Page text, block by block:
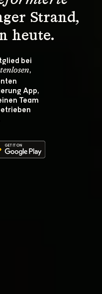
Strand,
heute.
bei
,
App,
Team